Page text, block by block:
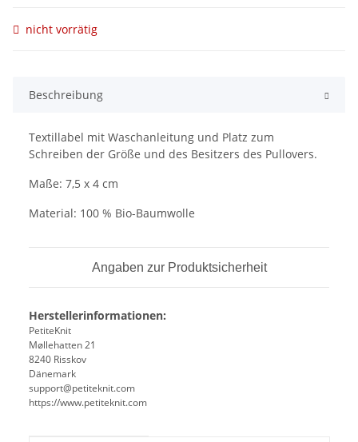
nicht vorrätig
Beschreibung
Textillabel mit Waschanleitung und Platz zum
Schreiben der Größe und des Besitzers des Pullovers.
Maße: 7,5 x 4 cm
Material: 100 % Bio-Baumwolle
Angaben zur Produktsicherheit
Herstellerinformationen:
PetiteKnit
Møllehatten 21
8240 Risskov
Dänemark
support@petiteknit.com
https://www.petiteknit.com